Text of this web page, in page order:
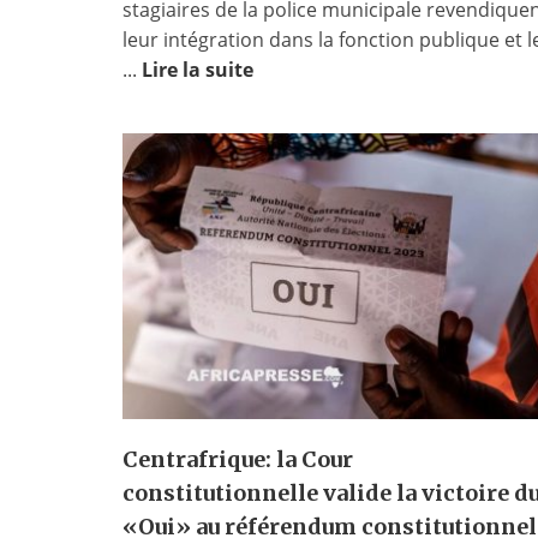
stagiaires de la police municipale
leur intégration dans la fonction publique et
... Lire la suite
Centrafrique: la Cour
constitutionnelle valide la victoire
«Oui» au référendum constitutionnel